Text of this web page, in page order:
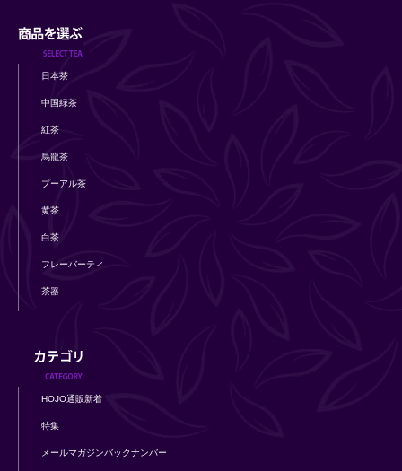
日本茶
中国緑茶
紅茶
烏龍茶
プーアル茶
黄茶
白茶
フレーバーティ
茶器
HOJO通販新着
特集
メールマガジンバックナンバー